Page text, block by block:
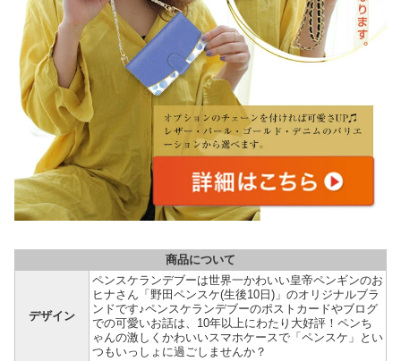
商品について
デザイン
ペンスケランデブーは世界一かわいい皇帝ペンギンのお
ヒナさん「野田ペンスケ(生後10日)」のオリジナルブラ
ンドです♪ペンスケランデブーのポストカードやブログ
での可愛いお話は、10年以上にわたり大好評！ペンち
ゃんの激しくかわいいスマホケースで「ペンスケ」とい
つもいっしょに過ごしませんか？